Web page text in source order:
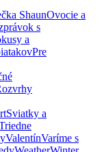
ShaunOvocie a
s
a
Pre
Sviatky a
ValentínVaríme s